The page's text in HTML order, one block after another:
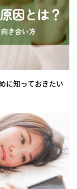
に知っておきたい